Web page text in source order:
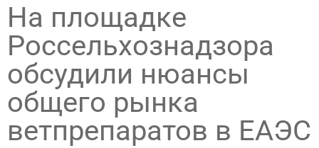
На площадке
Россельхознадзора
обсудили нюансы
общего рынка
ветпрепаратов в ЕАЭС